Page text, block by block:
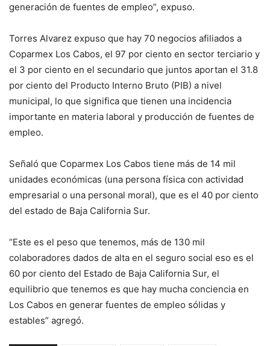
generación de fuentes de empleo”, expuso.
Torres Alvarez expuso que hay 70 negocios afiliados a
Coparmex Los Cabos, el 97 por ciento en sector terciario y
el 3 por ciento en el secundario que juntos aportan el 31.8
por ciento del Producto Interno Bruto (PIB) a nivel
municipal, lo que significa que tienen una incidencia
importante en materia laboral y producción de fuentes de
empleo.
Señaló que Coparmex Los Cabos tiene más de 14 mil
unidades económicas (una persona física con actividad
empresarial o una personal moral), que es el 40 por ciento
del estado de Baja California Sur.
“Este es el peso que tenemos, más de 130 mil
colaboradores dados de alta en el seguro social eso es el
60 por ciento del Estado de Baja California Sur, el
equilibrio que tenemos es que hay mucha conciencia en
Los Cabos en generar fuentes de empleo sólidas y
estables” agregó.